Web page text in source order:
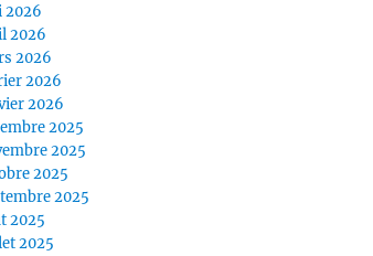
2026
2026
2026
2026
2026
2025
2025
2025
2025
2025
2025